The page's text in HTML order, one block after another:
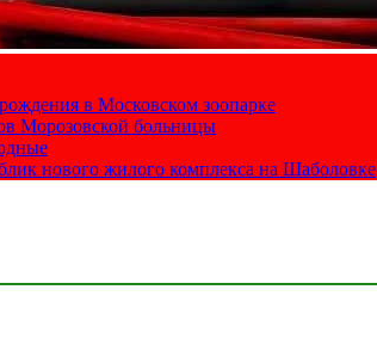
в Московском зоопарке
Морозовской больницы
нового жилого комплекса на Шаболовке